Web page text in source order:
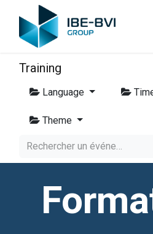
Training
Language
Theme